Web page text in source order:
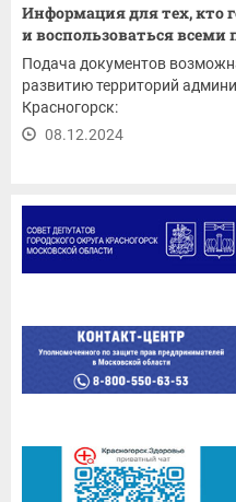
Информация для тех, кто
и воспользоваться
Подача документов
развитию территорий
Красногорск:
08.12.2024